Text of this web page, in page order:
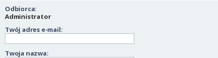
Odbiorca:
Administrator
Twój adres e-mail:
Twoja nazwa: